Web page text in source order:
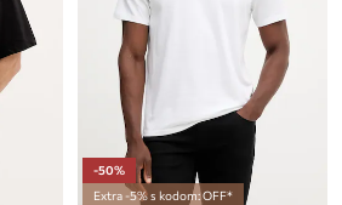
-50%
Extra -5% s kodom: OFF*